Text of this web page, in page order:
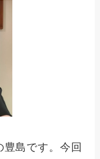
島です。今回